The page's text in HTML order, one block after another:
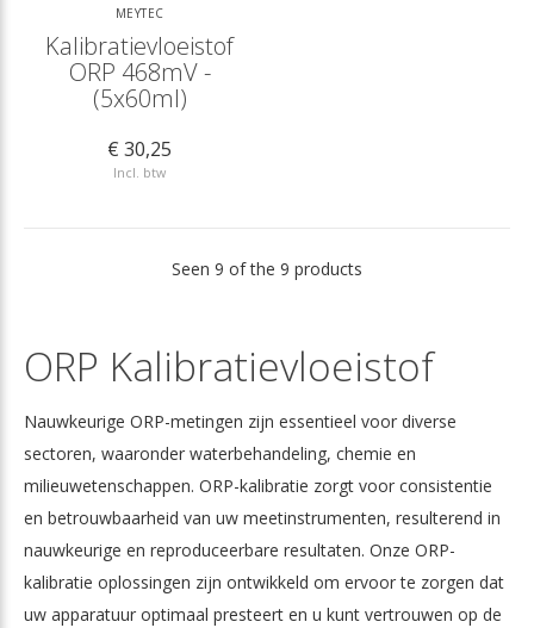
MEYTEC
Kalibratievloeistof
ORP 468mV -
(5x60ml)
€ 30,25
Incl. btw
Seen 9 of the 9 products
ORP Kalibratievloeistof
Nauwkeurige ORP-metingen zijn essentieel voor diverse
sectoren, waaronder waterbehandeling, chemie en
milieuwetenschappen. ORP-kalibratie zorgt voor consistentie
en betrouwbaarheid van uw meetinstrumenten, resulterend in
nauwkeurige en reproduceerbare resultaten. Onze ORP-
kalibratie oplossingen zijn ontwikkeld om ervoor te zorgen dat
uw apparatuur optimaal presteert en u kunt vertrouwen op de